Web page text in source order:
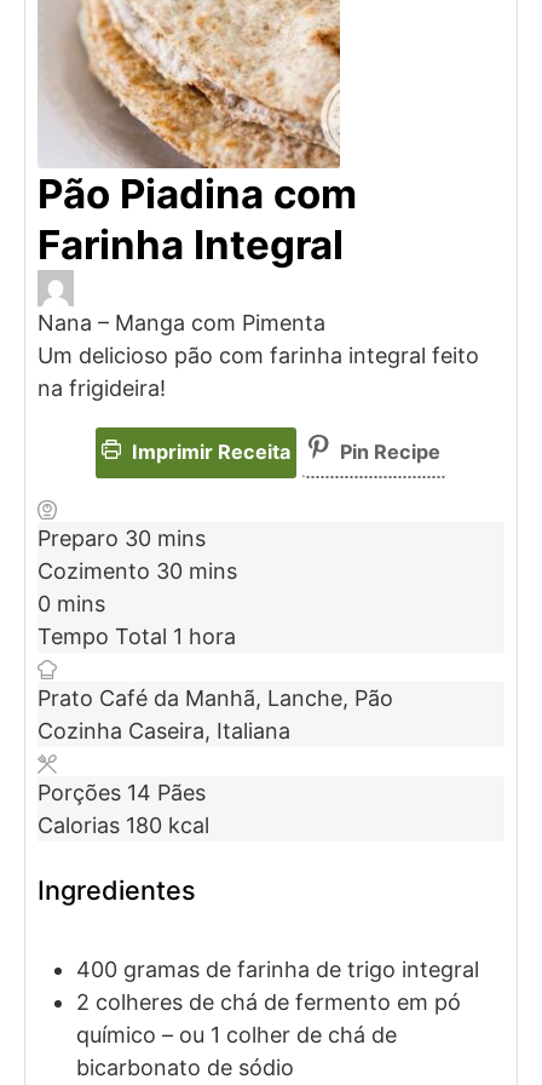
Pão Piadina com
Farinha Integral
Nana – Manga com Pimenta
Um delicioso pão com farinha integral feito
na frigideira!
Imprimir Receita Pin Recipe
Preparo 30 mins
Cozimento 30 mins
0 mins
Tempo Total 1 hora
Prato Café da Manhã, Lanche, Pão
Cozinha Caseira, Italiana
Porções 14 Pães
Calorias 180 kcal
Ingredientes
400 gramas de farinha de trigo integral
2 colheres de chá de fermento em pó
químico – ou 1 colher de chá de
bicarbonato de sódio